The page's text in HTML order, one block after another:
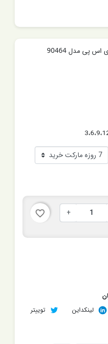
پی مدل 90464
+
favorite_border
لینکداین
توییتر